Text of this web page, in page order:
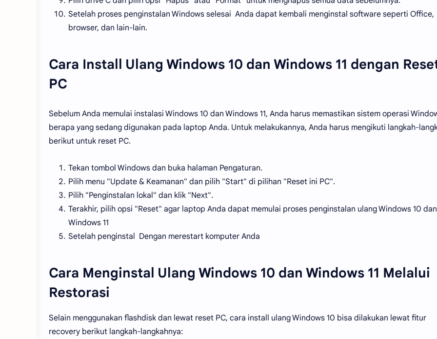
Setelah proses penginstalan Windows selesai Anda dapat kembali menginstal software seperti Office,
browser, dan lain-lain.
Cara Install Ulang Windows 10 dan Windows 11 dengan
PC
Sebelum Anda memulai instalasi Windows 10 dan Windows 11, Anda harus memastikan sistem operasi
berapa yang sedang digunakan pada laptop Anda. Untuk melakukannya, Anda harus mengikuti langkah-
berikut untuk reset PC.
Tekan tombol Windows dan buka halaman Pengaturan.
Pilih menu "Update & Keamanan" dan pilih "Start" di pilihan "Reset ini PC".
Pilih "Penginstalan lokal" dan klik "Next".
Terakhir, pilih opsi "Reset" agar laptop Anda dapat memulai proses penginstalan ulang Windows 10 dan
Windows 11
Setelah penginstal Dengan merestart komputer Anda
Cara Menginstal Ulang Windows 10 dan Windows 11 Melalui
Restorasi
Selain menggunakan flashdisk dan lewat reset PC, cara install ulang Windows 10 bisa dilakukan lewat fitur
recovery berikut langkah-langkahnya: